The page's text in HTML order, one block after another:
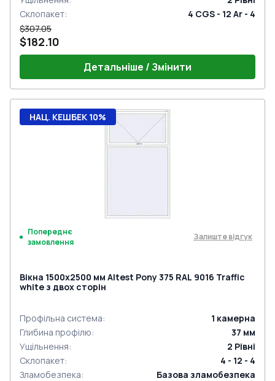
Склопакет:
4 CGS - 12 Ar - 4
$307.05
$182.10
Детальніше / Змінити
НАЦ. КЕШБЕК 10%
Попереднє
замовлення
Залиште відгук
Вікна 1500x2500 мм Altest Pony 375 RAL 9016 Traffic
white з двох сторін
Профільна система: 1 камерна
Глибина профілю: 37 мм
Ущільнення: 2 Рівні
Склопакет:
4 - 12 - 4
Зламобезпека: Базова зламобезпека